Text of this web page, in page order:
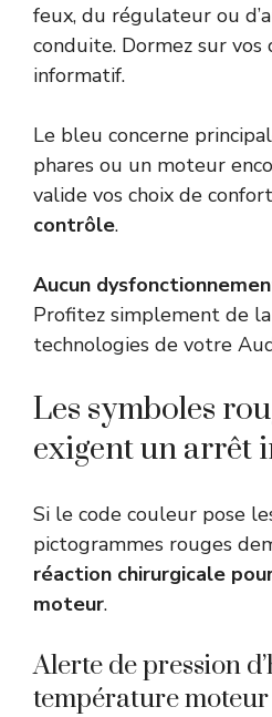
feux, du régulateur ou
conduite. Dormez sur vos
informatif.
Le bleu concerne
phares ou un moteur
valide vos choix de
contrôle.
Aucun
Profitez simplement de
technologies de votre
Les symboles
exigent un arrêt
Si le code couleur pose
pictogrammes rouges
réaction chirurgicale
moteur.
Alerte de pression
température moteur